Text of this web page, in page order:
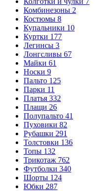
Комбинезоны 2
Костюмы 8
Купальники 10
Куртки 177
Легинсы 3
Лонгсливы 67
Майки 61
Носки 9
Пальто 125
Парки 11
Платья 332
Плащи 26
Полупальто 41
Пуховики 82
Рубашки 291
Толстовки 136
Топы 132
Трикотаж 762
Футболки 340
Шорты 124
Юбки 287